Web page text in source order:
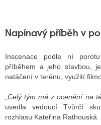
RÁDIA
STRÁNKY TV
Napínavý příběh v
Inscenace podle ní
příběhem a jeho stavbou,
natáčení v terénu, využití
Celý tým má z ocenění na
uvedla vedoucí Tvůrčí
rozhlasu Kateřina Rathouská.